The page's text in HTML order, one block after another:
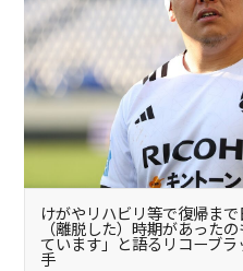
けがやリハビリ等で復帰ま
（離脱した）時期があった
ています」と語るリコーブ
手